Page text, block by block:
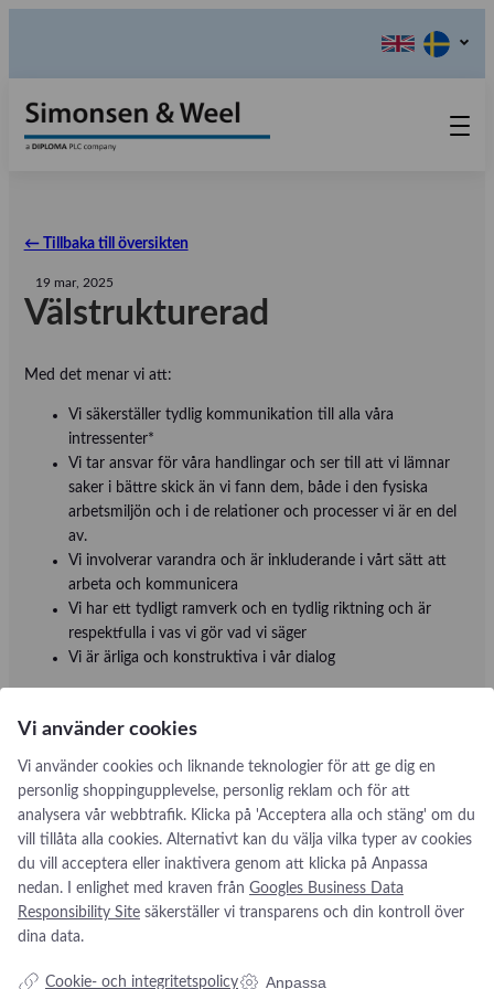
Om oss
Utställningar
← Tillbaka till översikten
19 mar, 2025
Välstrukturerad
Med det menar vi att:
Vi säkerställer tydlig kommunikation till alla våra
intressenter*
Vi tar ansvar för våra handlingar och ser till att vi lämnar
saker i bättre skick än vi fann dem, både i den fysiska
arbetsmiljön och i de relationer och processer vi är en del
av.
Vi involverar varandra och är inkluderande i vårt sätt att
arbeta och kommunicera
Vi har ett tydligt ramverk och en tydlig riktning och är
respektfulla i vas vi gör vad vi säger
Vi är ärliga och konstruktiva i vår dialog
och kollegor
Addresse:
Kikarvägen 14
SE- 647 35 Mariefred, Sverige
Om oss
Vi använder cookies
Vi använder cookies och liknande teknologier för att ge dig en
personlig shoppingupplevelse, personlig reklam och för att
analysera vår webbtrafik. Klicka på 'Acceptera alla och stäng' om du
vill tillåta alla cookies. Alternativt kan du välja vilka typer av cookies
du vill acceptera eller inaktivera genom att klicka på Anpassa
nedan. I enlighet med kraven från Googles Business Data
Responsibility Site säkerställer vi transparens och din kontroll över
dina data.
Cookie- och integritetspolicy Anpassa